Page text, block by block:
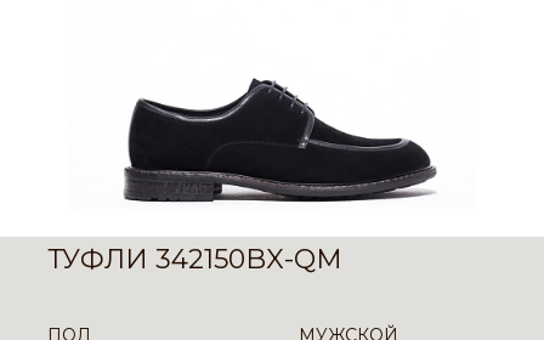
ТУФЛИ 342150BX-QM
ПОЛ МУЖСКОЙ